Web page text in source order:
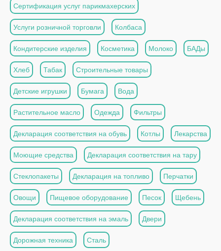
Сертификация услуг парикмахерских
Услуги розничной торговли Колбаса
Кондитерские изделия Косметика Молоко БАДы
Хлеб Табак Строительные товары
Детские игрушки Бумага Вода
Растительное масло Одежда Фильтры
Декларация соответствия на обувь Котлы Лекарства
Моющие средства Декларация соответствия на тару
Стеклопакеты Декларация на топливо Перчатки
Овощи Пищевое оборудование Песок Щебень
Декларация соответствия на эмаль Двери
Дорожная техника Сталь